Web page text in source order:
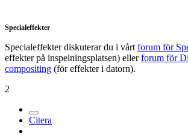
Specialeffekter
Specialeffekter diskuterar du i vårt forum för
effekter på inspelningsplatsen) ellerforum för
compositing (för effekter i datorn).
2
Citera